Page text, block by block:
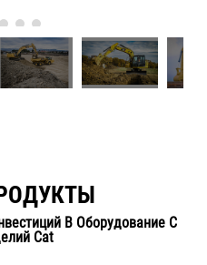
В Оборудование С
Cat